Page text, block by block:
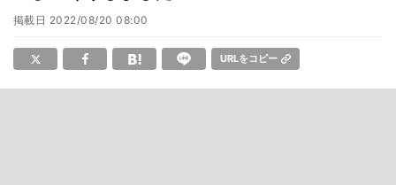
掲載日 2022/08/20 08:00
URLをコピー